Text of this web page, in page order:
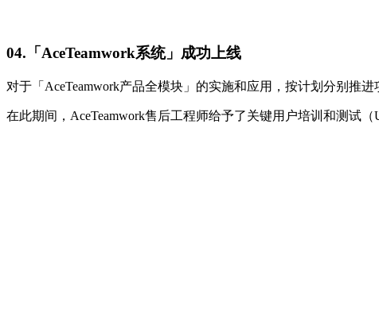
04.「AceTeamwork系统」成功上线
对于「AceTeamwork产品全模块」的实施和应用，按计划分别推
在此期间，AceTeamwork售后工程师给予了关键用户培训和测试